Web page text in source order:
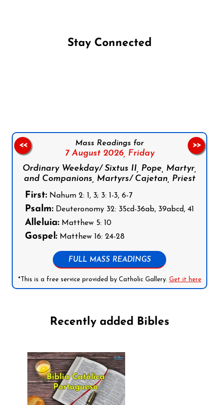
Stay Connected
Mass Readings for
7 August 2026, Friday
Ordinary Weekday/ Sixtus II, Pope, Martyr,
and Companions, Martyrs/ Cajetan, Priest
First: Nahum 2: 1, 3; 3: 1-3, 6-7
Psalm: Deuteronomy 32: 35cd-36ab, 39abcd, 41
Alleluia: Matthew 5: 10
Gospel: Matthew 16: 24-28
FULL MASS READINGS
*This is a free service provided by Catholic Gallery. Get it here
<< >>
Recently added Bibles